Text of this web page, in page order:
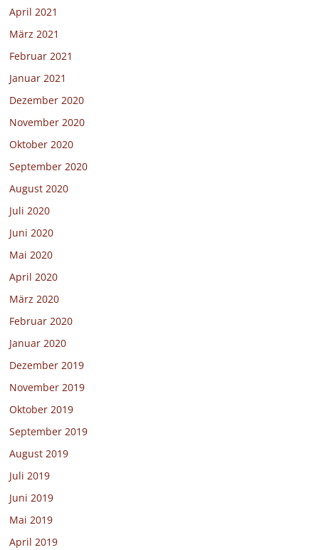
April 2021
März 2021
Februar 2021
Januar 2021
Dezember 2020
November 2020
Oktober 2020
September 2020
August 2020
Juli 2020
Juni 2020
Mai 2020
April 2020
März 2020
Februar 2020
Januar 2020
Dezember 2019
November 2019
Oktober 2019
September 2019
August 2019
Juli 2019
Juni 2019
Mai 2019
April 2019